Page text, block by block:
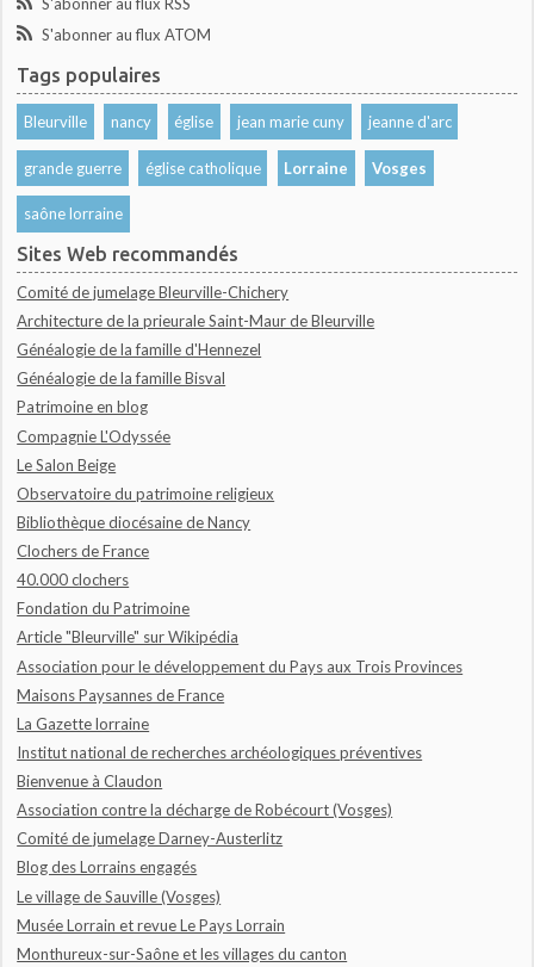
S'abonner au flux RSS
S'abonner au flux ATOM
Tags populaires
Bleurville nancy église jean marie cuny jeanne d'arc
grande guerre église catholique Lorraine Vosges
saône lorraine
Sites Web recommandés
Comité de jumelage Bleurville-Chichery
Architecture de la prieurale Saint-Maur de Bleurville
Généalogie de la famille d'Hennezel
Généalogie de la famille Bisval
Patrimoine en blog
Compagnie L'Odyssée
Le Salon Beige
Observatoire du patrimoine religieux
Bibliothèque diocésaine de Nancy
Clochers de France
40.000 clochers
Fondation du Patrimoine
Article "Bleurville" sur Wikipédia
Association pour le développement du Pays aux Trois Provinces
Maisons Paysannes de France
La Gazette lorraine
Institut national de recherches archéologiques préventives
Bienvenue à Claudon
Association contre la décharge de Robécourt (Vosges)
Comité de jumelage Darney-Austerlitz
Blog des Lorrains engagés
Le village de Sauville (Vosges)
Musée Lorrain et revue Le Pays Lorrain
Monthureux-sur-Saône et les villages du canton